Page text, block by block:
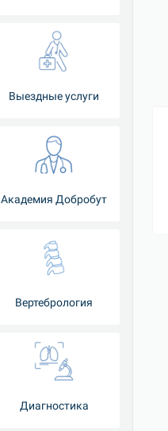
Выездные услуги
Академия Добробут
Вертебрология
Диагностика